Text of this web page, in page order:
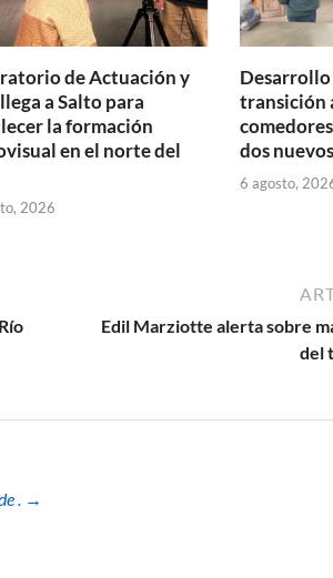
de Actuación y
a Salto para
la formación
en el norte del
2026
Desarrollo
transición
dos
6 agosto,
Edil Marziotte alerta sobre
del
. →